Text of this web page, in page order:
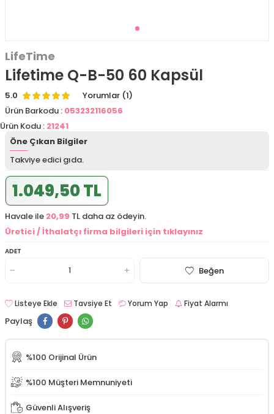
LifeTime
Lifetime Q-B-50 60 Kapsül
5.0
Yorumlar (1)
Ürün Barkodu : 053232116056
Ürün Kodu : 21241
Öne Çıkan Bilgiler
Takviye edici gıda.
1.049,50 TL
Havale ile 20,99 TL daha az ödeyin.
Üretici / İthalatçı firma bilgileri için tıklayınız
ADET
Beğen
Listeye Ekle Tavsiye Et Yorum Yap Fiyat Alarmı
Paylaş
%100 Orijinal Ürün
%100 Müşteri Memnuniyeti
Güvenli Alışveriş